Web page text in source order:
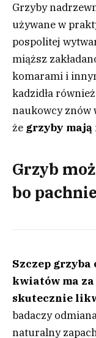
Grzyby
używane w
pospolitej
miąższ
komarami i
kadzidła
naukowcy znów
że grzyby
Grzyb
bo
Szczep
kwiatów ma
skutecznie
badaczy
naturalny